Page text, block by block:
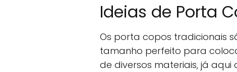
Ideias de Porta
Os porta copos tradicionais
tamanho perfeito para
de diversos materiais, já